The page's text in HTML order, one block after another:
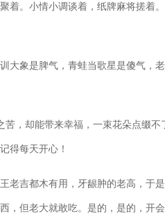
着。小情小调谈着，纸牌麻将搓着
大象是脾气，青蛙当歌星是傻气，
苦，却能带来幸福，一束花朵点缀
得每天开心！
老吉都木有用，牙龈肿的老高，于
，但老大就敢吃。是的，是的，开